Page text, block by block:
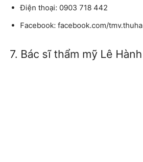
Điện thoại: 0903 718 442
Facebook: facebook.com/tmv.thuha
7. Bác sĩ thẩm mỹ Lê Hành